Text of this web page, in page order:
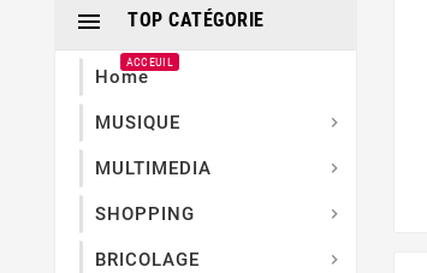
TOP CATÉGORIE

Home
ACCEUIL
MUSIQUE 
MULTIMEDIA 
SHOPPING 
BRICOLAGE 